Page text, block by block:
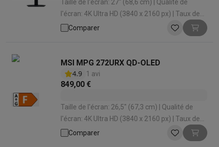
Taille de l'écran: 27" (68,6 cm) | Qualité de
l'écran: 4K Ultra HD (3840 x 2160 px) | Taux de
rafraîchissement: 360 Hz | Temps de réponse: 1
Comparer
MSI MPG 272URX QD-OLED
4.9 1 avi
849,00 €
Taille de l'écran: 26,5" (67,3 cm) | Qualité de
l'écran: 4K Ultra HD (3840 x 2160 px) | Taux de
rafraîchissement: 240 Hz | Temps de réponse:
Comparer